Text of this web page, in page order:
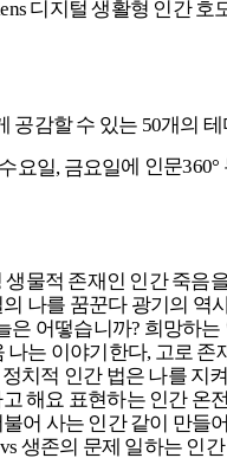
공감할 수 있는 50개의 테
요일, 금요일에 인문360°